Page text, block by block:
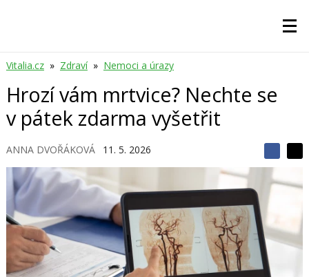
Vitalia.cz » Zdraví » Nemoci a úrazy
Hrozí vám mrtvice? Nechte se
v pátek zdarma vyšetřit
ANNA DVOŘÁKOVÁ 11. 5. 2026
S
d
e
t
S
í
n
í
e
n